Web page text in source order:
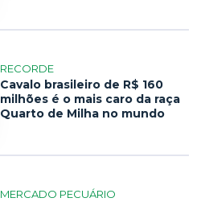
RECORDE
Cavalo brasileiro de R$ 160
milhões é o mais caro da raça
Quarto de Milha no mundo
MERCADO PECUÁRIO